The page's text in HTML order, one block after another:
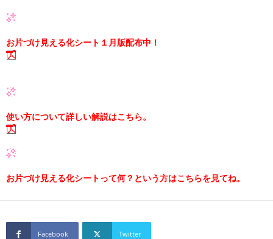
お片づけ見える化シート１月版配布中！
使い方について詳しい解説はこちら。
お片づけ見える化シートって何？という方はこちらを見てね。
Facebook Twitter